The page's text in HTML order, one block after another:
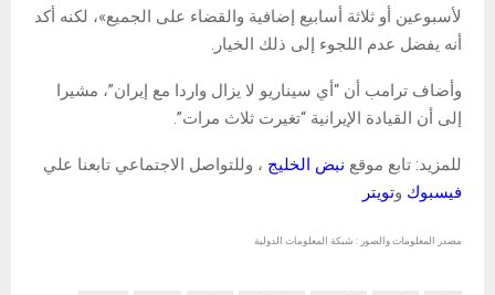
لأسبوعين أو ثلاثة أسابيع إضافية والقضاء على الجميع»، لكنه أكد
أنه يفضل عدم اللجوء إلى ذلك الخيار.
وأضاف ترامب أن “أي سيناريو لا يزال واردا مع إيران”، مشيرا
إلى أن القيادة الإيرانية “تغيرت ثلاث مرات”.
للمزيد: تابع موقع نبض الخليج ، وللتواصل الاجتماعي تابعنا علي
فيسبوك وتويتر
مصدر المعلومات والصور : شبكة المعلومات الدولية